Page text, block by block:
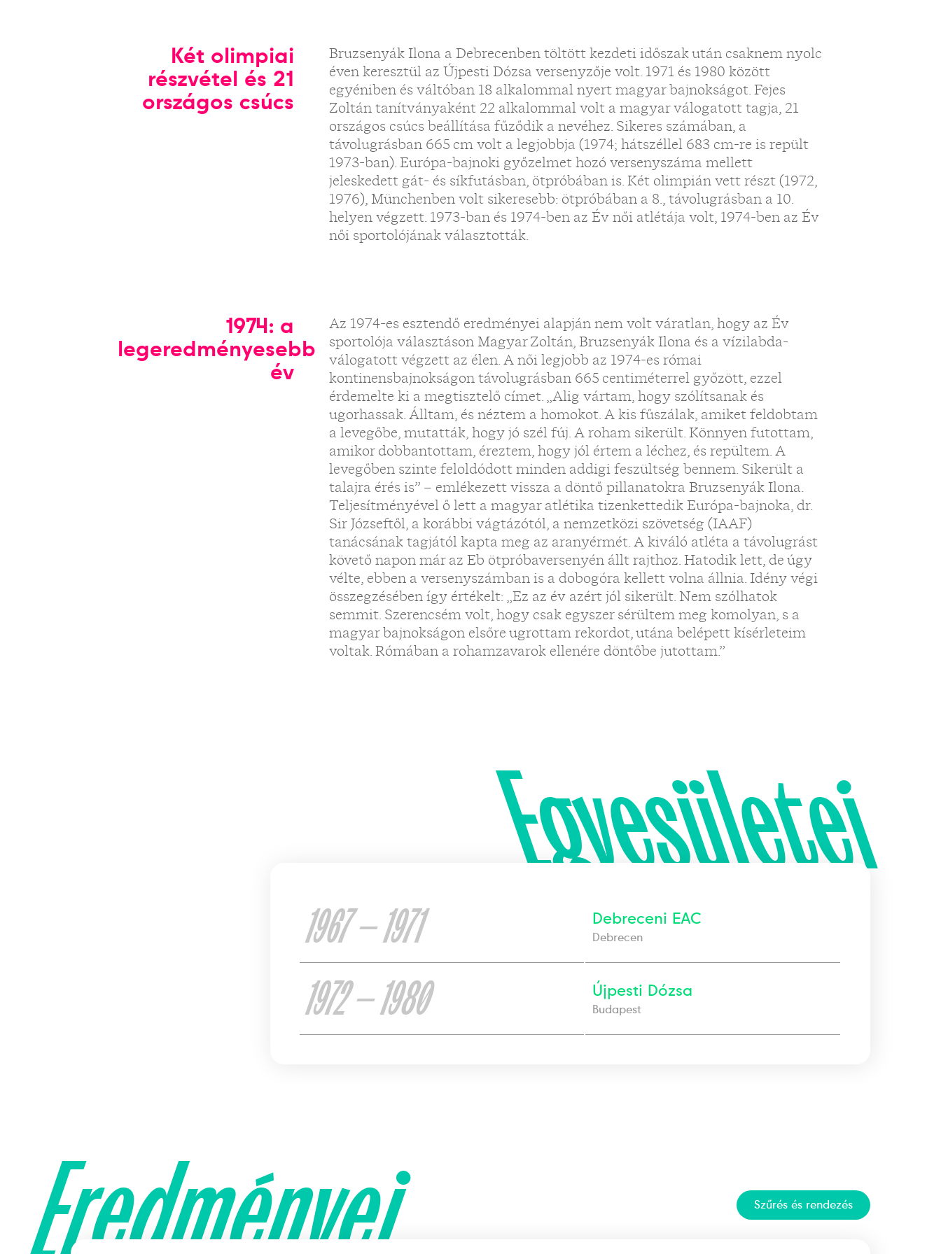
Két olimpiai
részvétel és 21
országos csúcs
Bruzsenyák Ilona a Debrecenben töltött kezdeti időszak után csaknem nyolc
éven keresztül az Újpesti Dózsa versenyzője volt. 1971 és 1980 között
egyéniben és váltóban 18 alkalommal nyert magyar bajnokságot. Fejes
Zoltán tanítványaként 22 alkalommal volt a magyar válogatott tagja, 21
országos csúcs beállítása fűződik a nevéhez. Sikeres számában, a
távolugrásban 665 cm volt a legjobbja (1974; hátszéllel 683 cm-re is repült
1973-ban). Európa-bajnoki győzelmet hozó versenyszáma mellett
jeleskedett gát- és síkfutásban, ötpróbában is. Két olimpián vett részt (1972,
1976), Münchenben volt sikeresebb: ötpróbában a 8., távolugrásban a 10.
helyen végzett. 1973-ban és 1974-ben az Év női atlétája volt, 1974-ben az Év
női sportolójának választották.
1974: a
legeredményesebb
év
Az 1974-es esztendő eredményei alapján nem volt váratlan, hogy az Év
sportolója választáson Magyar Zoltán, Bruzsenyák Ilona és a vízilabda-
válogatott végzett az élen. A női legjobb az 1974-es római
kontinensbajnokságon távolugrásban 665 centiméterrel győzött, ezzel
érdemelte ki a megtisztelő címet. „Alig vártam, hogy szólítsanak és
ugorhassak. Álltam, és néztem a homokot. A kis fűszálak, amiket feldobtam
a levegőbe, mutatták, hogy jó szél fúj. A roham sikerült. Könnyen futottam,
amikor dobbantottam, éreztem, hogy jól értem a léchez, és repültem. A
levegőben szinte feloldódott minden addigi feszültség bennem. Sikerült a
talajra érés is” – emlékezett vissza a döntő pillanatokra Bruzsenyák Ilona.
Teljesítményével ő lett a magyar atlétika tizenkettedik Európa-bajnoka, dr.
Sir Józseftől, a korábbi vágtázótól, a nemzetközi szövetség (IAAF)
tanácsának tagjától kapta meg az aranyérmét. A kiváló atléta a távolugrást
követő napon már az Eb ötpróbaversenyén állt rajthoz. Hatodik lett, de úgy
vélte, ebben a versenyszámban is a dobogóra kellett volna állnia. Idény végi
összegzésében így értékelt: „Ez az év azért jól sikerült. Nem szólhatok
semmit. Szerencsém volt, hogy csak egyszer sérültem meg komolyan, s a
magyar bajnokságon elsőre ugrottam rekordot, utána belépett kísérleteim
voltak. Rómában a rohamzavarok ellenére döntőbe jutottam.”
Egyesületei
1967 — 1971 Debreceni EAC
Debrecen
1972 — 1980 Újpesti Dózsa
Budapest
Eredményei Szűrés és rendezés